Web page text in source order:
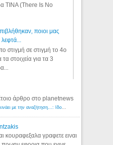
TINA (There Is No
ποιοι μας
στιγμή σε στιγμή το 4ο
στοιχεία για τα 3
άρθρο στο planetnews
κουραφεξαλα γραφετε ειναι